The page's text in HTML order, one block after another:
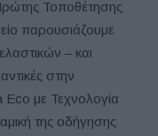
Τοποθέτησης
παρουσιάζουμε
– και
στην
Eco με Τεχνολογία
της οδήγησης